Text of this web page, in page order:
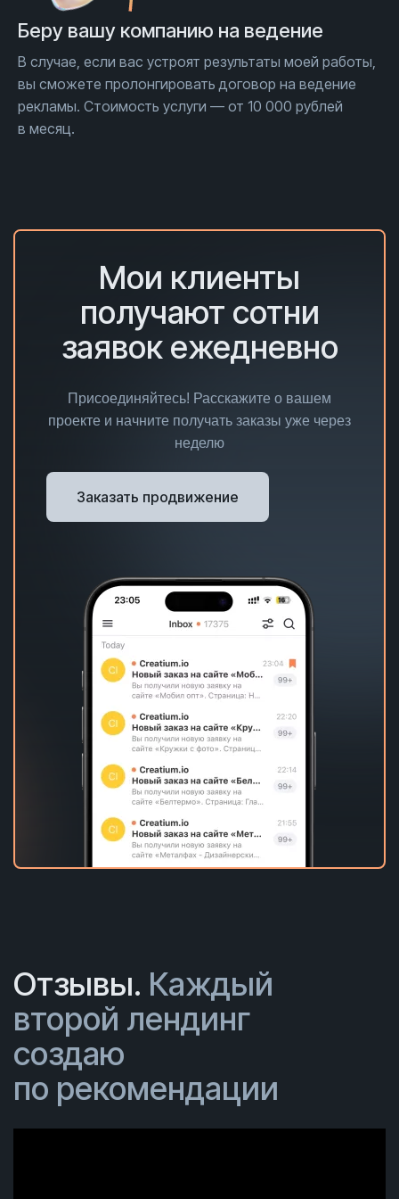
Беру вашу компанию на ведение
В случае, если вас устроят результаты моей работы,
вы сможете пролонгировать договор на ведение
рекламы. Стоимость услуги — от 10 000 рублей
в месяц.
Мои клиенты
получают сотни
заявок ежедневно
Присоединяйтесь! Расскажите о вашем
проекте и начните получать заказы уже через
неделю
Заказать продвижение
Отзывы. Каждый
второй лендинг
создаю
по рекомендации